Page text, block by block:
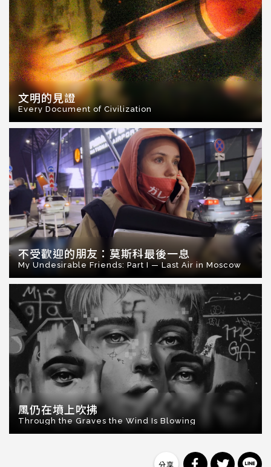
文明的見證
Every Document of Civilization
不受歡迎的朋友：莫斯科最後一息
My Undesirable Friends: Part I — Last Air in Moscow
風仍在墳上吹拂
Through the Graves the Wind Is Blowing
分享到分享到